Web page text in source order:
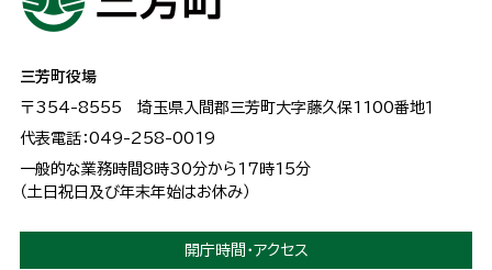
三芳町役場
〒354-8555 埼玉県入間郡三芳町大字藤久保1100番地１
代表電話：049-258-0019
一般的な業務時間8時30分から17時15分
（土日祝日及び年末年始はお休み）
開庁時間・アクセス